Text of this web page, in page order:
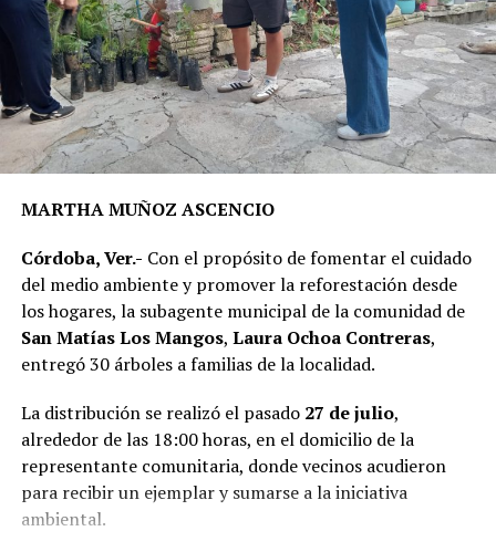
La rehabilitación consistió en la colocación de carpeta
asfáltica en caliente sobre una superficie de 2 mil 200
metros cuadrados de la calle Puebla, en el tramo
comprendido entre el camino a Sabana Larga y San
Rafael Calería. Los trabajos fueron financiados con
recursos del Fondo de Aportaciones para el
Comité de Obra,Antonio Herrera Llanos, recordó que
la pavimentación había sido solicitada desde hace varios
años por los habitantes de La Luz Palotal, por lo que
consideró que su ejecución mejorará las condiciones de
movilidad y seguridad para quienes diariamente utilizan
A la inauguración asistieron integrantes del Cabildo,
funcionarios municipales, representantes del comité de
obra y habitantes de la comunidad, quienes recorrieron
el tramo rehabilitado.
MARTHA MUÑOZ ASCENCIO
Córdoba, Ver.- Con el propósito de fomentar el cuidado
del medio ambiente y promover la reforestación desde
los hogares, la subagente municipal de la comunidad de
San Matías Los Mangos, Laura Ochoa Contreras,
entregó 30 árboles a familias de la localidad.
La distribución se realizó el pasado 27 de julio,
alrededor de las 18:00 horas, en el domicilio de la
representante comunitaria, donde vecinos acudieron
para recibir un ejemplar y sumarse a la iniciativa
ambiental.